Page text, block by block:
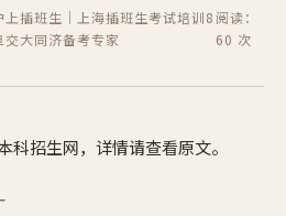
上插班生｜上海插班生考试培训8
交大同济备考专家
阅读：
60 次
科招生网，详情请查看原文。